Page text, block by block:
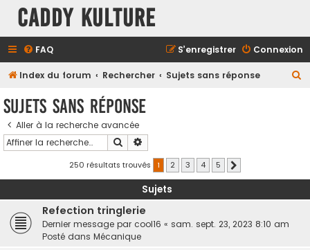
Caddy Kulture
FAQ Connexion
S’enregistrer
Index du forum Rechercher Sujets sans réponse
c
h
Sujets sans réponse
Aller à la recherche avancée
Rechercher
250 résultats trouvés 1 2 3 4 5
Sujets
Refection tringlerie
Dernier message par cool16 « sam. sept. 23, 2023 8:10 am
Posté dans Mécanique